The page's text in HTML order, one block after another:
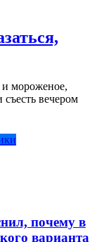
мороженое,
съесть вечером
почему в
варианта